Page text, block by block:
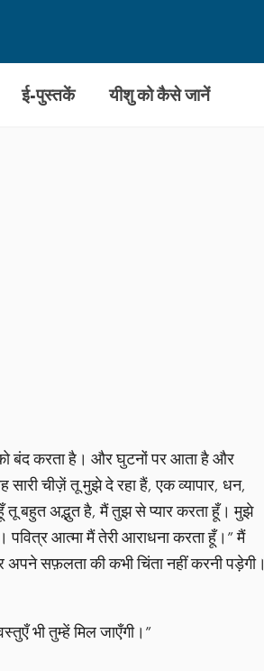
ई-पुस्तकें यीशु को कैसे जानें
को बंद करता है। और घुटनों पर आता है और
चीज़ें तू मुझे दे रहा हैं, एक व्यापार, धन,
तू बहुत अद्भुत है, मैं तुझ से प्यार करता हूँ। मुझे
पवित्र आत्मा मैं तेरी आराधना करता हूँ।” मैं
अपने सफ़लता की कभी चिंता नहीं करनी पड़ेगी।
भी तुम्हें मिल जाएँगी।”